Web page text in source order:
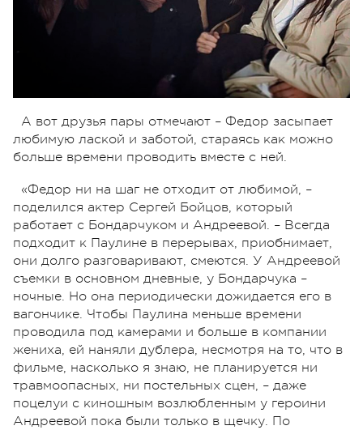
А вот друзья пары отмечают – Федор засыпает
любимую лаской и заботой, стараясь как можно
больше времени проводить вместе с ней.
«Федор ни на шаг не отходит от любимой, –
поделился актер Сергей Бойцов, который
работает с Бондарчуком и Андреевой. – Всегда
подходит к Паулине в перерывах, приобнимает,
они долго разговаривают, смеются. У Андреевой
съемки в основном дневные, у Бондарчука –
ночные. Но она периодически дожидается его в
вагончике. Чтобы Паулина меньше времени
проводила под камерами и больше в компании
жениха, ей наняли дублера, несмотря на то, что в
фильме, насколько я знаю, не планируется ни
травмоопасных, ни постельных сцен, – даже
поцелуи с киношным возлюбленным у героини
Андреевой пока были только в щечку. По